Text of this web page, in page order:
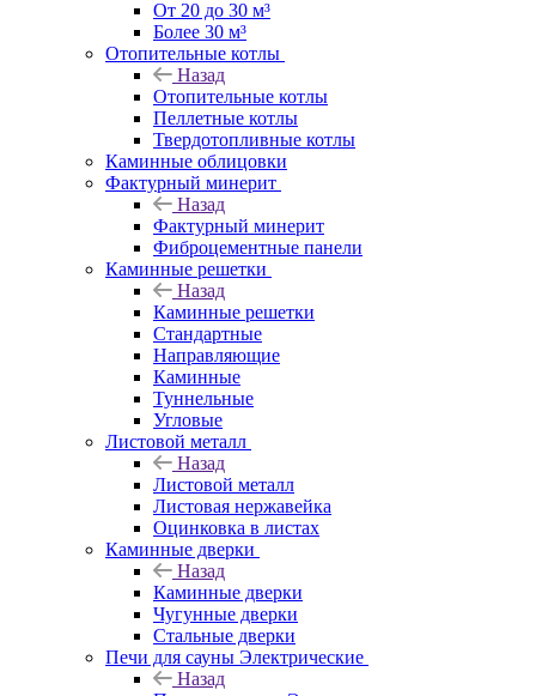
От 20 до 30 м³
Более 30 м³
Отопительные котлы
Назад
Отопительные котлы
Пеллетные котлы
Твердотопливные котлы
Каминные облицовки
Фактурный минерит
Назад
Фактурный минерит
Фиброцементные панели
Каминные решетки
Назад
Каминные решетки
Стандартные
Направляющие
Каминные
Туннельные
Угловые
Листовой металл
Назад
Листовой металл
Листовая нержавейка
Оцинковка в листах
Каминные дверки
Назад
Каминные дверки
Чугунные дверки
Стальные дверки
Печи для сауны Электрические
Назад